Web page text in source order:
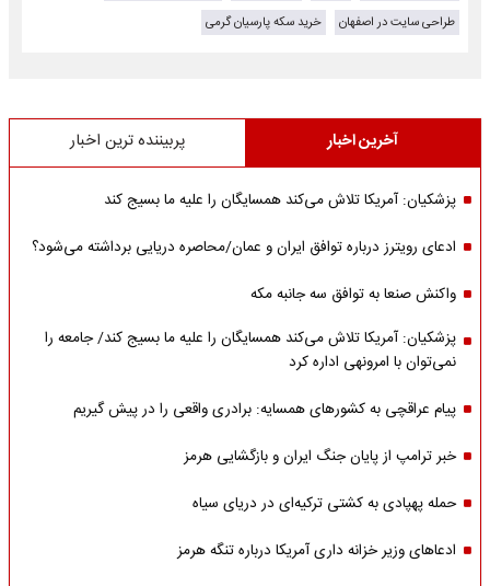
طراحی سایت در اصفهان
خرید سکه پارسیان گرمی
آخرین اخبار پربیننده ترین اخبار
پزشکیان: آمریکا تلاش می‌کند همسایگان را علیه ما بسیج کند
ادعای رویترز درباره توافق ایران و عمان/محاصره دریایی برداشته می‌شود؟
واکنش صنعا به توافق سه جانبه مکه
پزشکیان: آمریکا تلاش می‌کند همسایگان را علیه ما بسیج کند/ جامعه را
نمی‌توان با امرونهی اداره کرد
پیام عراقچی به کشورهای همسایه: برادری واقعی را در پیش گیریم
خبر ترامپ از پایان جنگ ایران و بازگشایی هرمز
حمله پهپادی به کشتی ترکیه‌ای در دریای سیاه
ادعاهای وزیر خزانه داری آمریکا درباره تنگه هرمز